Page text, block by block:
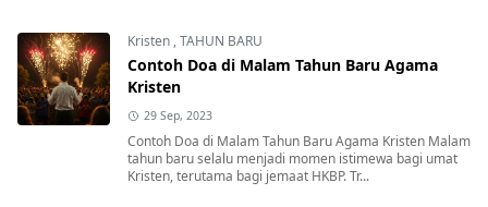
Kristen ,TAHUN BARU
Contoh Doa di Malam Tahun Baru Agama
Kristen
29 Sep, 2023
Contoh Doa di Malam Tahun Baru Agama Kristen Malam
tahun baru selalu menjadi momen istimewa bagi umat
Kristen, terutama bagi jemaat HKBP. Tr...